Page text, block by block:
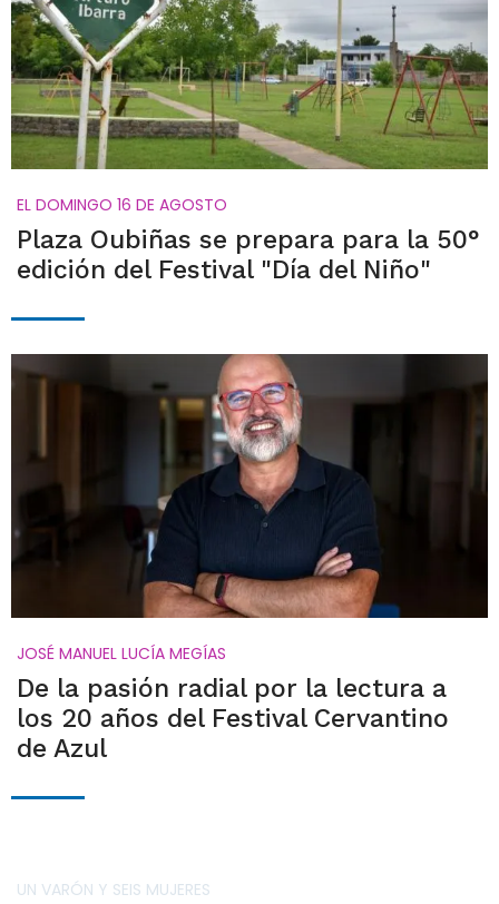
EL DOMINGO 16 DE AGOSTO
Plaza Oubiñas se prepara para la 50°
edición del Festival "Día del Niño"
JOSÉ MANUEL LUCÍA MEGÍAS
De la pasión radial por la lectura a
los 20 años del Festival Cervantino
de Azul
UN VARÓN Y SEIS MUJERES